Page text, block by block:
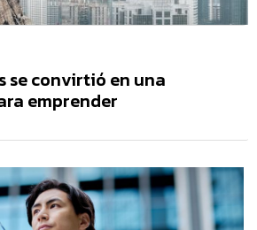
se convirtió en una
emprender